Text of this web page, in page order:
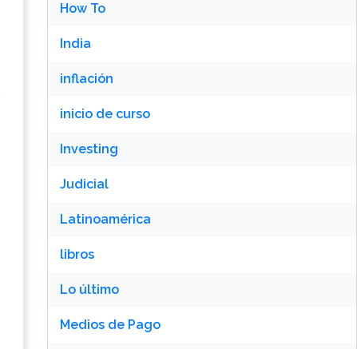
How To
India
inflación
inicio de curso
Investing
Judicial
Latinoamérica
libros
Lo último
Medios de Pago